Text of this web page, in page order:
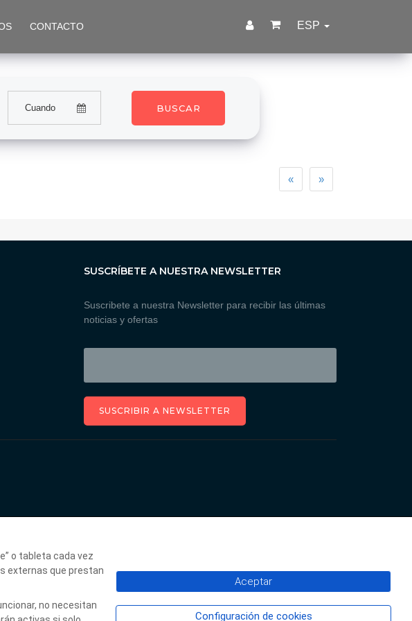
CONTACTO ESP
BUSCAR
«Previous
»Next
SUSCRÍBETE A NUESTRA NEWSLETTER
Suscribete a nuestra Newsletter para recibir las últimas
noticias y ofertas
SUSCRIBIR A NEWSLETTER
o tableta cada vez
externas que prestan
no necesitan
Aceptar
Configuración de cookies